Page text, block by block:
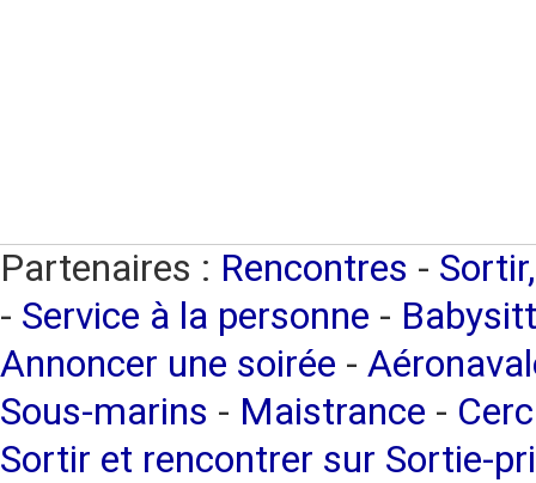
Partenaires : Rencontres -
- Service à la personne -
Annoncer une soirée -
Sous-marins - Maistrance -
Sortir et rencontrer sur Sortie-